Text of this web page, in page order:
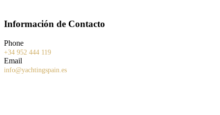
Información de Contacto
Phone
+34 952 444 119
Email
info@yachtingspain.es